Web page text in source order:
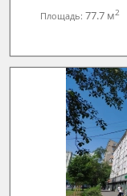
Площадь:77.7 м2